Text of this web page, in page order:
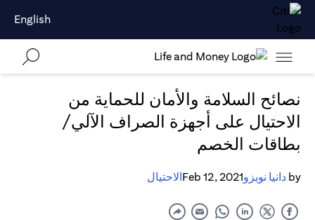
English
نصائح السلامة والأمان للحماية من
الاحتيال على أجهزة الصراف الآلي/
بطاقات الخصم
by دانيا نويزوFeb 12, 2021الاحتيال